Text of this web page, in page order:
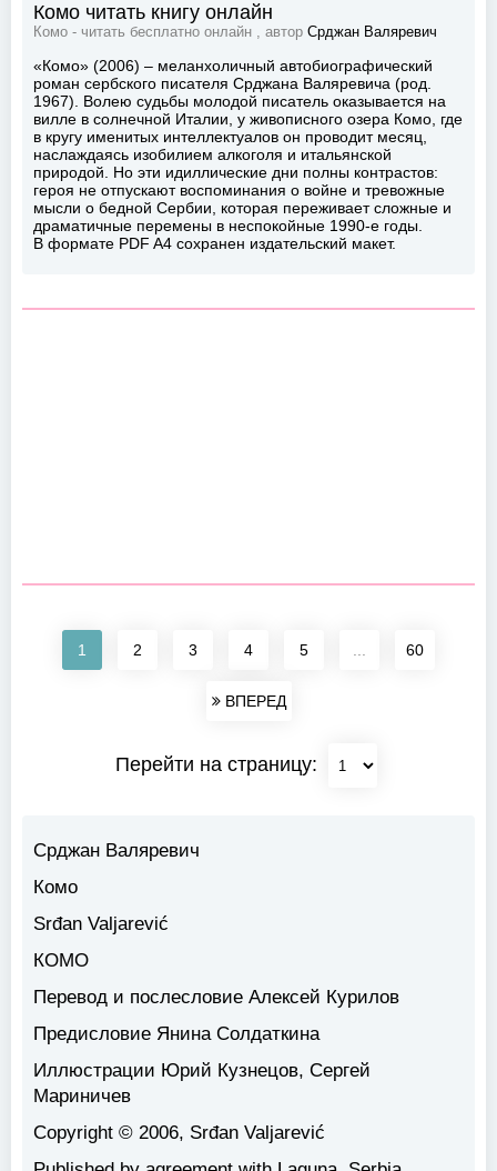
Комо читать книгу онлайн
Комо - читать бесплатно онлайн , автор Срджан Валяревич
«Комо» (2006) – меланхоличный автобиографический
роман сербского писателя Срджана Валяревича (род.
1967). Волею судьбы молодой писатель оказывается на
вилле в солнечной Италии, у живописного озера Комо, где
в кругу именитых интеллектуалов он проводит месяц,
наслаждаясь изобилием алкоголя и итальянской
природой. Но эти идиллические дни полны контрастов:
героя не отпускают воспоминания о войне и тревожные
мысли о бедной Сербии, которая переживает сложные и
драматичные перемены в неспокойные 1990-е годы.
В формате PDF A4 сохранен издательский макет.
1 2 3 4 5 60
ВПЕРЕД
Перейти на страницу:
Срджан Валяревич
Комо
Srđan Valjarević
КОМО
Перевод и послесловие Алексей Курилов
Предисловие Янина Солдаткина
Иллюстрации Юрий Кузнецов, Сергей
Мариничев
Copyright © 2006, Srđan Valjarević